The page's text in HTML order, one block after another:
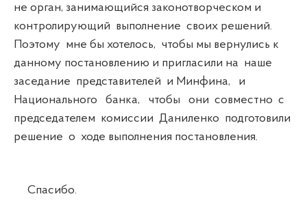
не орган, занимающийся законотворческом и
контролирующий выполнение своих решений.
Поэтому мне бы хотелось, чтобы мы вернулись к
данному постановлению и пригласили на наше
заседание представителей и Минфина, и
Национального банка, чтобы они совместно с
председателем комиссии Даниленко подготовили
решение о ходе выполнения постановления.
Спасибо.